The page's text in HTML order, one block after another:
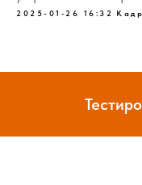
2025-01-26 16:32